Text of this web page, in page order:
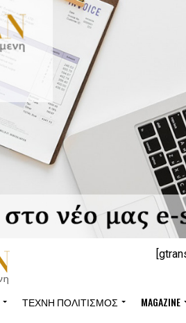
ΤΈΧΝΗ ΠΟΛΙΤΙΣΜΌΣ MAGAZINE